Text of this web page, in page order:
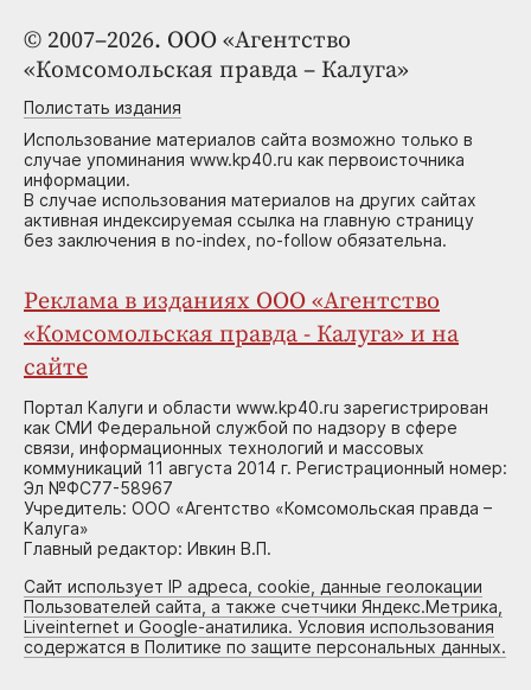
© 2007–2026. ООО «Агентство
«Комсомольская правда – Калуга»
Полистать издания
Использование материалов сайта возможно только в
случае упоминания www.kp40.ru как первоисточника
информации.
В случае использования материалов на других сайтах
активная индексируемая ссылка на главную страницу
без заключения в no-index, no-follow обязательна.
Реклама в изданиях ООО «Агентство
«Комсомольская правда - Калуга» и на
сайте
Портал Калуги и области www.kp40.ru зарегистрирован
как СМИ Федеральной службой по надзору в сфере
связи, информационных технологий и массовых
коммуникаций 11 августа 2014 г. Регистрационный номер:
Эл №ФС77-58967
Учредитель: ООО «Агентство «Комсомольская правда –
Калуга»
Главный редактор: Ивкин В.П.
Сайт использует IP адреса, cookie, данные геолокации
Пользователей сайта, а также счетчики Яндекс.Метрика,
Liveinternet и Google-анатилика. Условия использования
содержатся в Политике по защите персональных данных.